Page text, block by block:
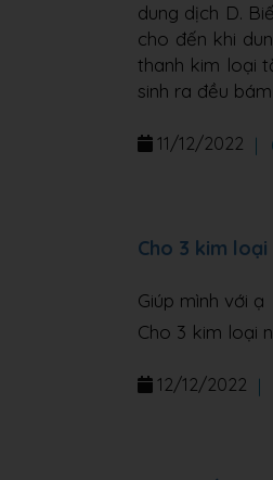
dung dịch D.
cho đến khi
thanh kim loại
sinh ra đều
11/12/2022
Cho 3 kim
Giúp mình với ạ
Cho 3 kim loại
12/12/2022